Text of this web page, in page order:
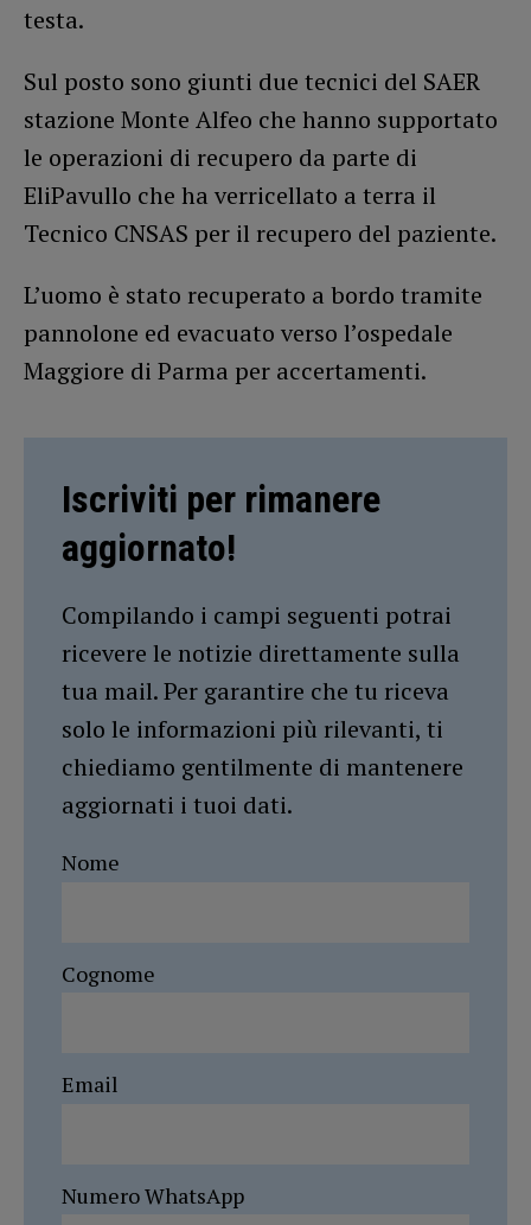
testa.
Sul posto sono giunti due tecnici del SAER
stazione Monte Alfeo che hanno supportato
le operazioni di recupero da parte di
EliPavullo che ha verricellato a terra il
Tecnico CNSAS per il recupero del paziente.
L’uomo è stato recuperato a bordo tramite
pannolone ed evacuato verso l’ospedale
Maggiore di Parma per accertamenti.
Iscriviti per rimanere
aggiornato!
Compilando i campi seguenti potrai
ricevere le notizie direttamente sulla
tua mail. Per garantire che tu riceva
solo le informazioni più rilevanti, ti
chiediamo gentilmente di mantenere
aggiornati i tuoi dati.
Nome
Cognome
Email
Numero WhatsApp